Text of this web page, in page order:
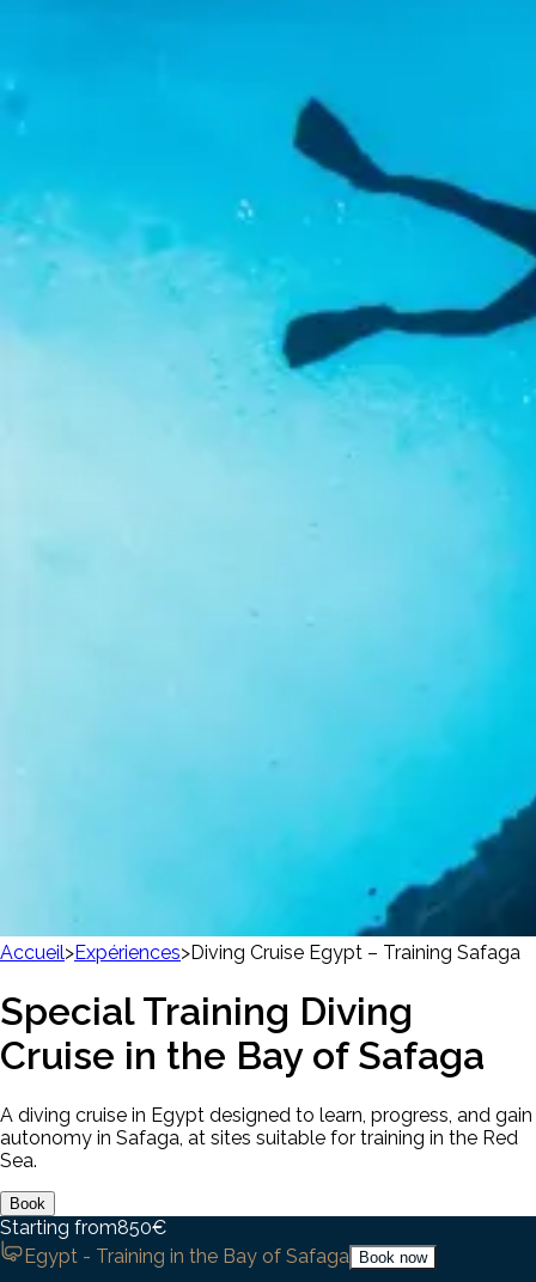
Accueil>Expériences>Diving Cruise Egypt – Training Safaga
Special Training Diving
Cruise in the Bay of Safaga
A diving cruise in Egypt designed to learn, progress, and gain
autonomy in Safaga, at sites suitable for training in the Red
Sea.
Book
Starting from850€
Egypt - Training in the Bay of Safaga
Book now